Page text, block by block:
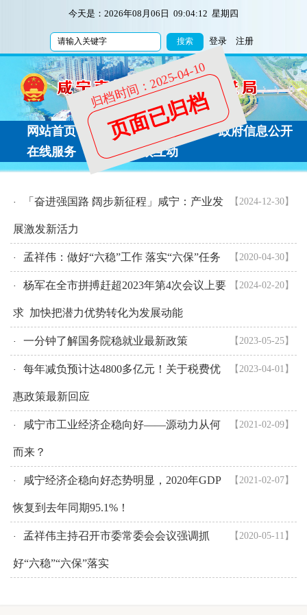
今天是： 2026年08月06日 09:04:12 星期四
登录 注册
网站首页 新闻动态
政府信息公开
在线服务
公众互动
【2024-12-30】
· 「奋进强国路 阔步新征程」咸宁：产业发
展激发新活力
【2020-04-30】
· 孟祥伟：做好“六稳”工作 落实“六保”任务
【2024-02-20】
· 杨军在全市拼搏赶超2023年第4次会议上要
求 加快把潜力优势转化为发展动能
【2023-05-25】
· 一分钟了解国务院稳就业最新政策
【2023-04-01】
· 每年减负预计达4800多亿元！关于税费优
惠政策最新回应
【2021-02-09】
· 咸宁市工业经济企稳向好——源动力从何
而来？
【2021-02-07】
· 咸宁经济企稳向好态势明显，2020年GDP
恢复到去年同期95.1%！
【2020-05-11】
· 孟祥伟主持召开市委常委会会议强调抓
好“六稳”“六保”落实
归档时间：2025-04-10
页面已归档